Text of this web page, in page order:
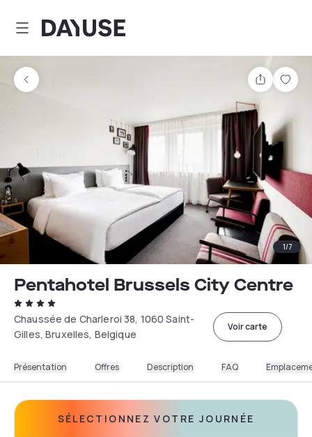
Dayuse
Partager
1/7
Pentahotel Brussels City Centre
Chaussée de Charleroi 38, 1060 Saint-
Gilles, Bruxelles, Belgique
Voir carte
Présentation Offres Description FAQ
SÉLECTIONNEZ VOTRE JOURNÉE